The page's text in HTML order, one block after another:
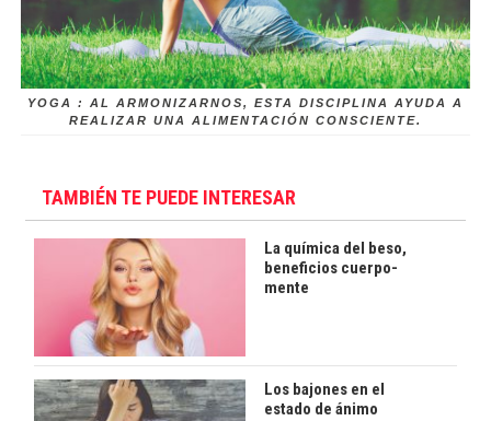
YOGA : AL ARMONIZARNOS, ESTA DISCIPLINA AYUDA A
REALIZAR UNA ALIMENTACIÓN CONSCIENTE.
TAMBIÉN TE PUEDE INTERESAR
La química del beso,
beneficios cuerpo-
mente
Los bajones en el
estado de ánimo